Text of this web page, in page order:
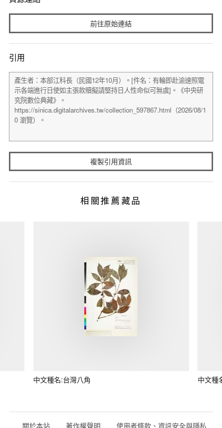
前往原始連結
引用
複製引用資訊
相關推薦藏品
中文種名:台灣八角 中文種
關於本站 著作權聲明 使用者條款、資訊安全與隱私